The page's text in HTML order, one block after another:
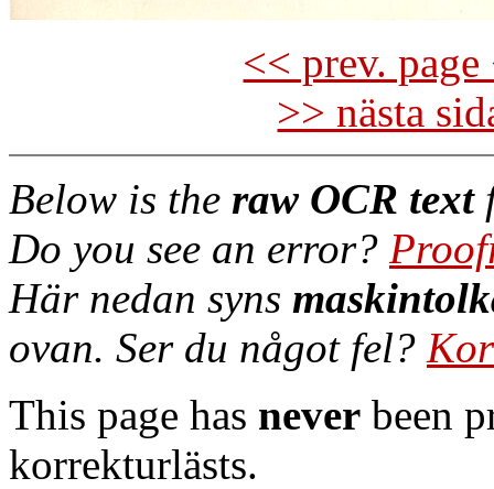
<< prev.
>> nästa
Below is the raw OCR text
Do you see an error?
Här nedan syns
ovan. Ser du något fel?
This page has never been
korrekturlästs.